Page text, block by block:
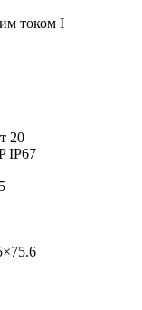
током I
20
IP67